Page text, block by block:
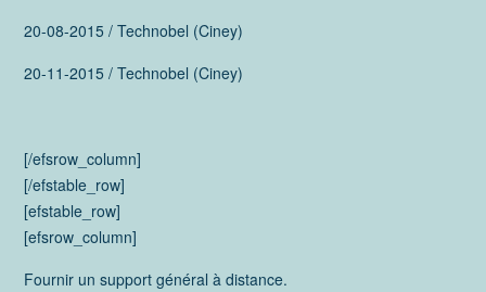
20-08-2015 / Technobel (Ciney)
20-11-2015 / Technobel (Ciney)
[/efsrow_column]
[/efstable_row]
[efstable_row]
[efsrow_column]
Fournir un support général à distance.